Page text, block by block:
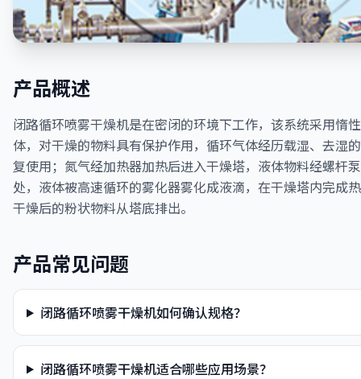
产品概述
闭路循环喷雾干燥机是在密闭的环境下工作，该系统采用惰
体，对干燥的物料具有保护作用，循环气体经历载湿、去湿
复使用；氮气经加热器加热后进入干燥塔，液体物料经螺杆
处，液体被高速循环的雾化器雾化成液滴，在干燥塔内完成
干燥后的粉状物料从塔底排出。
产品常见问题
闭路循环喷雾干燥机如何确认规格？
闭路循环喷雾干燥机适合哪些应用场景？